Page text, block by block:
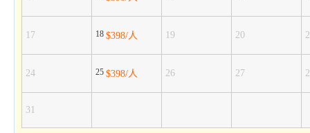
17 18 $398/人 19 20
24 25 $398/人 26 27
31